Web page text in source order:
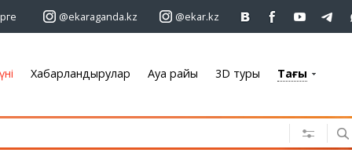
@ekaraganda.kz @ekar.kz
Хабарландырулар
Хабарландырулар Ауа райы 3D туры Тағы